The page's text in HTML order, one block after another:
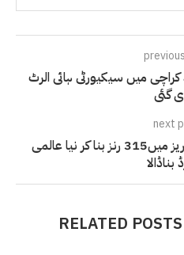
میں سیکیورٹی ہائی الرٹ
گئی
next
محمد رضوان نے ٹی ٹونٹی سیریز میں315 رنز بنا کر نیا عالمی
بناڈالا
RELATED